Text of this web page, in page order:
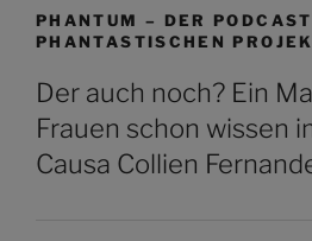
PHANTUM – DER
PHANTASTISCHEN
Der auch noch? Ein
Frauen schon wissen
Causa Collien